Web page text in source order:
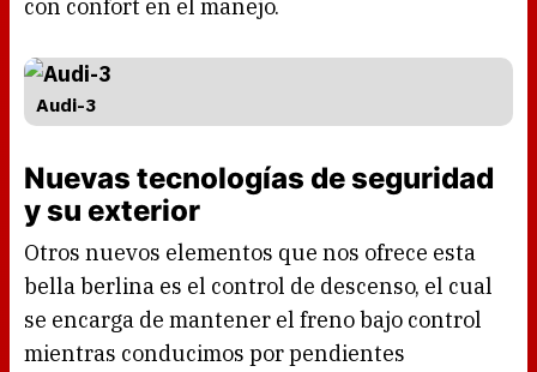
con confort en el manejo.
Audi-3
Nuevas tecnologías de seguridad
y su exterior
Otros nuevos elementos que nos ofrece esta
bella berlina es el control de descenso, el cual
se encarga de mantener el freno bajo control
mientras conducimos por pendientes